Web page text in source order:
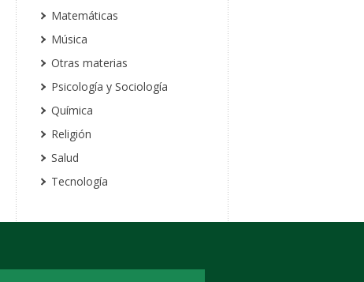
Matemáticas
Música
Otras materias
Psicología y Sociología
Química
Religión
Salud
Tecnología